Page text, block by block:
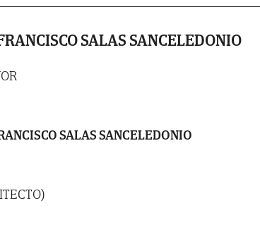
SALAS SANCELEDONIO
SALAS SANCELEDONIO